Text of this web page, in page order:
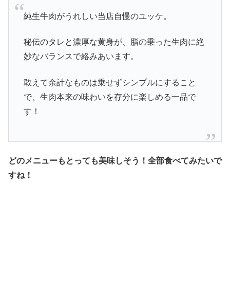
純生牛肉がうれしい当店自慢のユッケ。
秘伝のタレと濃厚な黄身が、脂の乗った生肉に絶
妙なバランスで絡みあいます。
敢えて余計なものは乗せずシンプルにすること
で、生肉本来の味わいを存分に楽しめる一品で
す！
どのメニューもとっても美味しそう！全部食べてみたいで
すね！